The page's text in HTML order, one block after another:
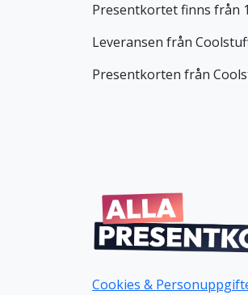
Presentkortet finns från
Leveransen från
Presentkorten från
Cookies &